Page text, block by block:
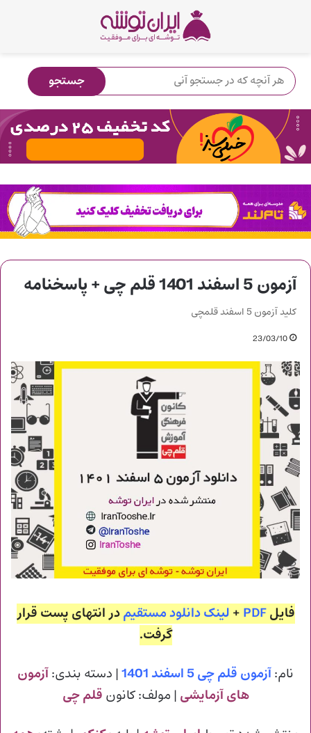
آزمون 5 اسفند 1401 قلم چی + پاسخنامه
کلید آزمون 5 اسفند قلمچی
23/03/10
فایلPDF
+ لینک دانلود مستقیمدر انتهای پست قرار
گرفت.
نام:آزمون قلم چی 5 اسفند 1401 | دسته بندی:آزمون
های آزمایشی | مولف: کانون قلم چی